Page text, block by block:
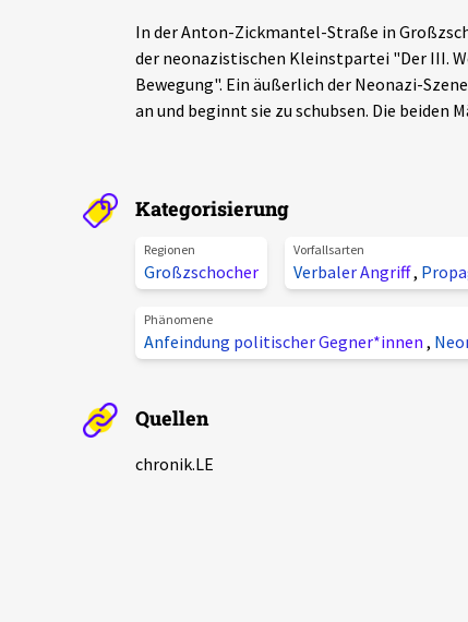
In der Anton-Zickmantel-Straße in
der neonazistischen Kleinstpartei "Der III.
Bewegung". Ein äußerlich der Neonazi-
an und beginnt sie zu schubsen. Die beiden
Kategorisierung
Regionen
Großzschocher
Vorfallsarten
Verbaler Angriff,
Phänomene
Anfeindung politischer Gegner*innen ,
Quellen
chronik.LE